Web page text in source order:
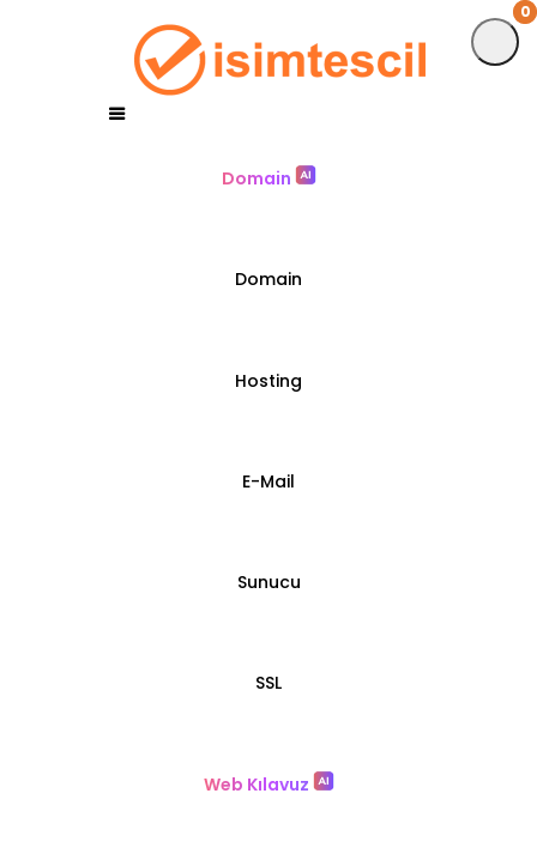
0
Domain
Domain
Hosting
E-Mail
Sunucu
SSL
Web Kılavuz
0